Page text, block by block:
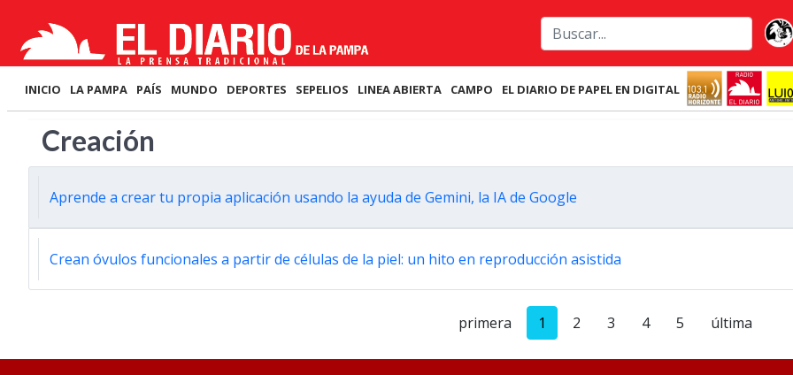
INICIO LA PAMPA PAÍS MUNDO DEPORTES SEPELIOS LINEA ABIERTA CAMPO EL DIARIO DE PAPEL EN DIGITAL
Creación
Aprende a crear tu propia aplicación usando la ayuda de Gemini, la IA de Google
Crean óvulos funcionales a partir de células de la piel: un hito en reproducción asistida
primera 1 2 3 4 5 última